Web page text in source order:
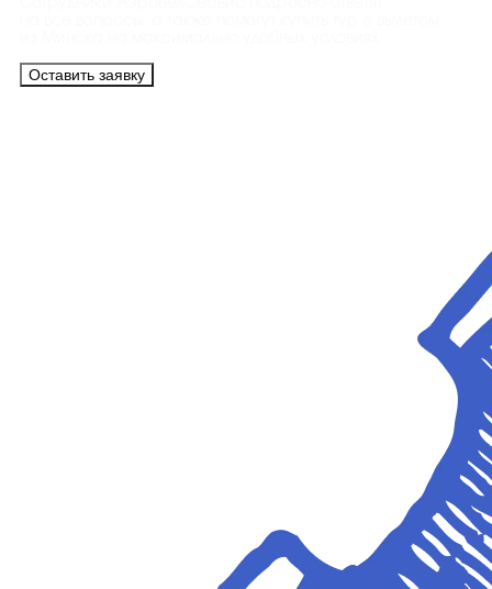
Оставить заявку